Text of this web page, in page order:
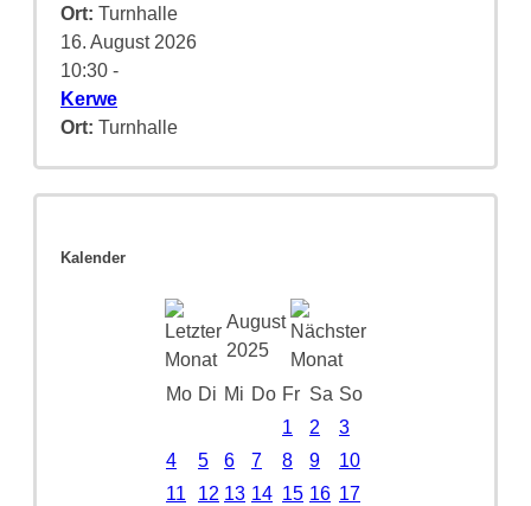
Ort: Turnhalle
16. August 2026
10:30 -
Kerwe
Ort: Turnhalle
Kalender
August
2025
Mo Di Mi Do Fr Sa So
1
2
3
4
5 6 7 8 9
10
11
12 13 14 15 16 17